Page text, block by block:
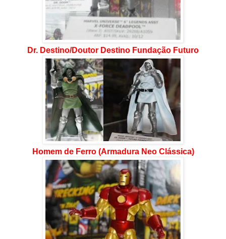
Dr. Destino/Doutor Destino Fundação Futuro
Homem de Ferro (Armadura Neo Clássica)